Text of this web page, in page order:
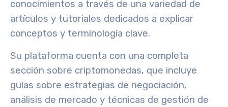
conocimientos a través de una variedad de
artículos y tutoriales dedicados a explicar
conceptos y terminología clave.
Su plataforma cuenta con una completa
sección sobre criptomonedas, que incluye
guías sobre estrategias de negociación,
análisis de mercado y técnicas de gestión de